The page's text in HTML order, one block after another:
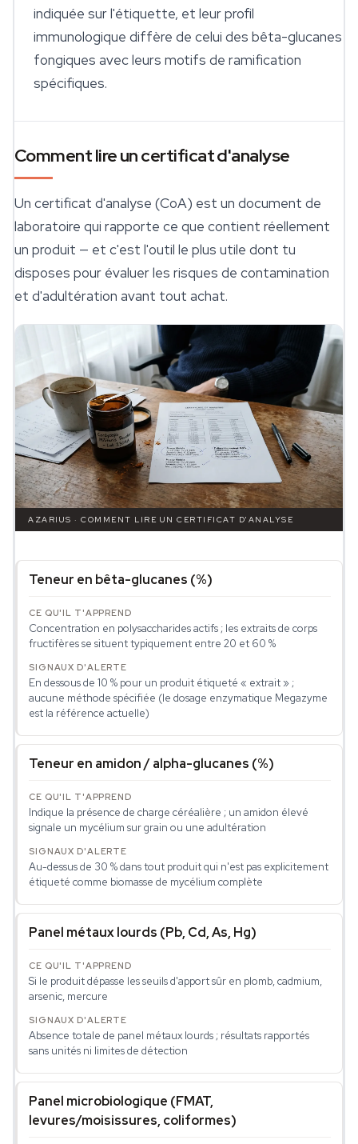
indiquée sur l'étiquette, et leur profil
immunologique diffère de celui des bêta-glucanes
fongiques avec leurs motifs de ramification
spécifiques.
Comment lire un certificat d'analyse
Un certificat d'analyse (CoA) est un document de
laboratoire qui rapporte ce que contient réellement
un produit — et c'est l'outil le plus utile dont tu
disposes pour évaluer les risques de contamination
et d'adultération avant tout achat.
AZARIUS · COMMENT LIRE UN CERTIFICAT D'ANALYSE
Teneur en bêta-glucanes (%)
Concentration en polysaccharides actifs ; les extraits de corps
fructifères se situent typiquement entre 20 et 60 %
En dessous de 10 % pour un produit étiqueté « extrait » ;
aucune méthode spécifiée (le dosage enzymatique Megazyme
est la référence actuelle)
Teneur en amidon / alpha-glucanes (%)
Indique la présence de charge céréalière ; un amidon élevé
signale un mycélium sur grain ou une adultération
Au-dessus de 30 % dans tout produit qui n'est pas explicitement
étiqueté comme biomasse de mycélium complète
Panel métaux lourds (Pb, Cd, As, Hg)
Si le produit dépasse les seuils d'apport sûr en plomb, cadmium,
arsenic, mercure
Absence totale de panel métaux lourds ; résultats rapportés
sans unités ni limites de détection
Panel microbiologique (FMAT,
levures/moisissures, coliformes)